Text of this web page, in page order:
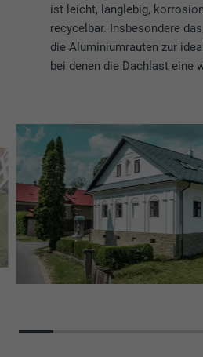
ist leicht, langlebig,
recycelbar. Insbesondere
die Aluminiumrauten zur
bei denen die Dachlast eine